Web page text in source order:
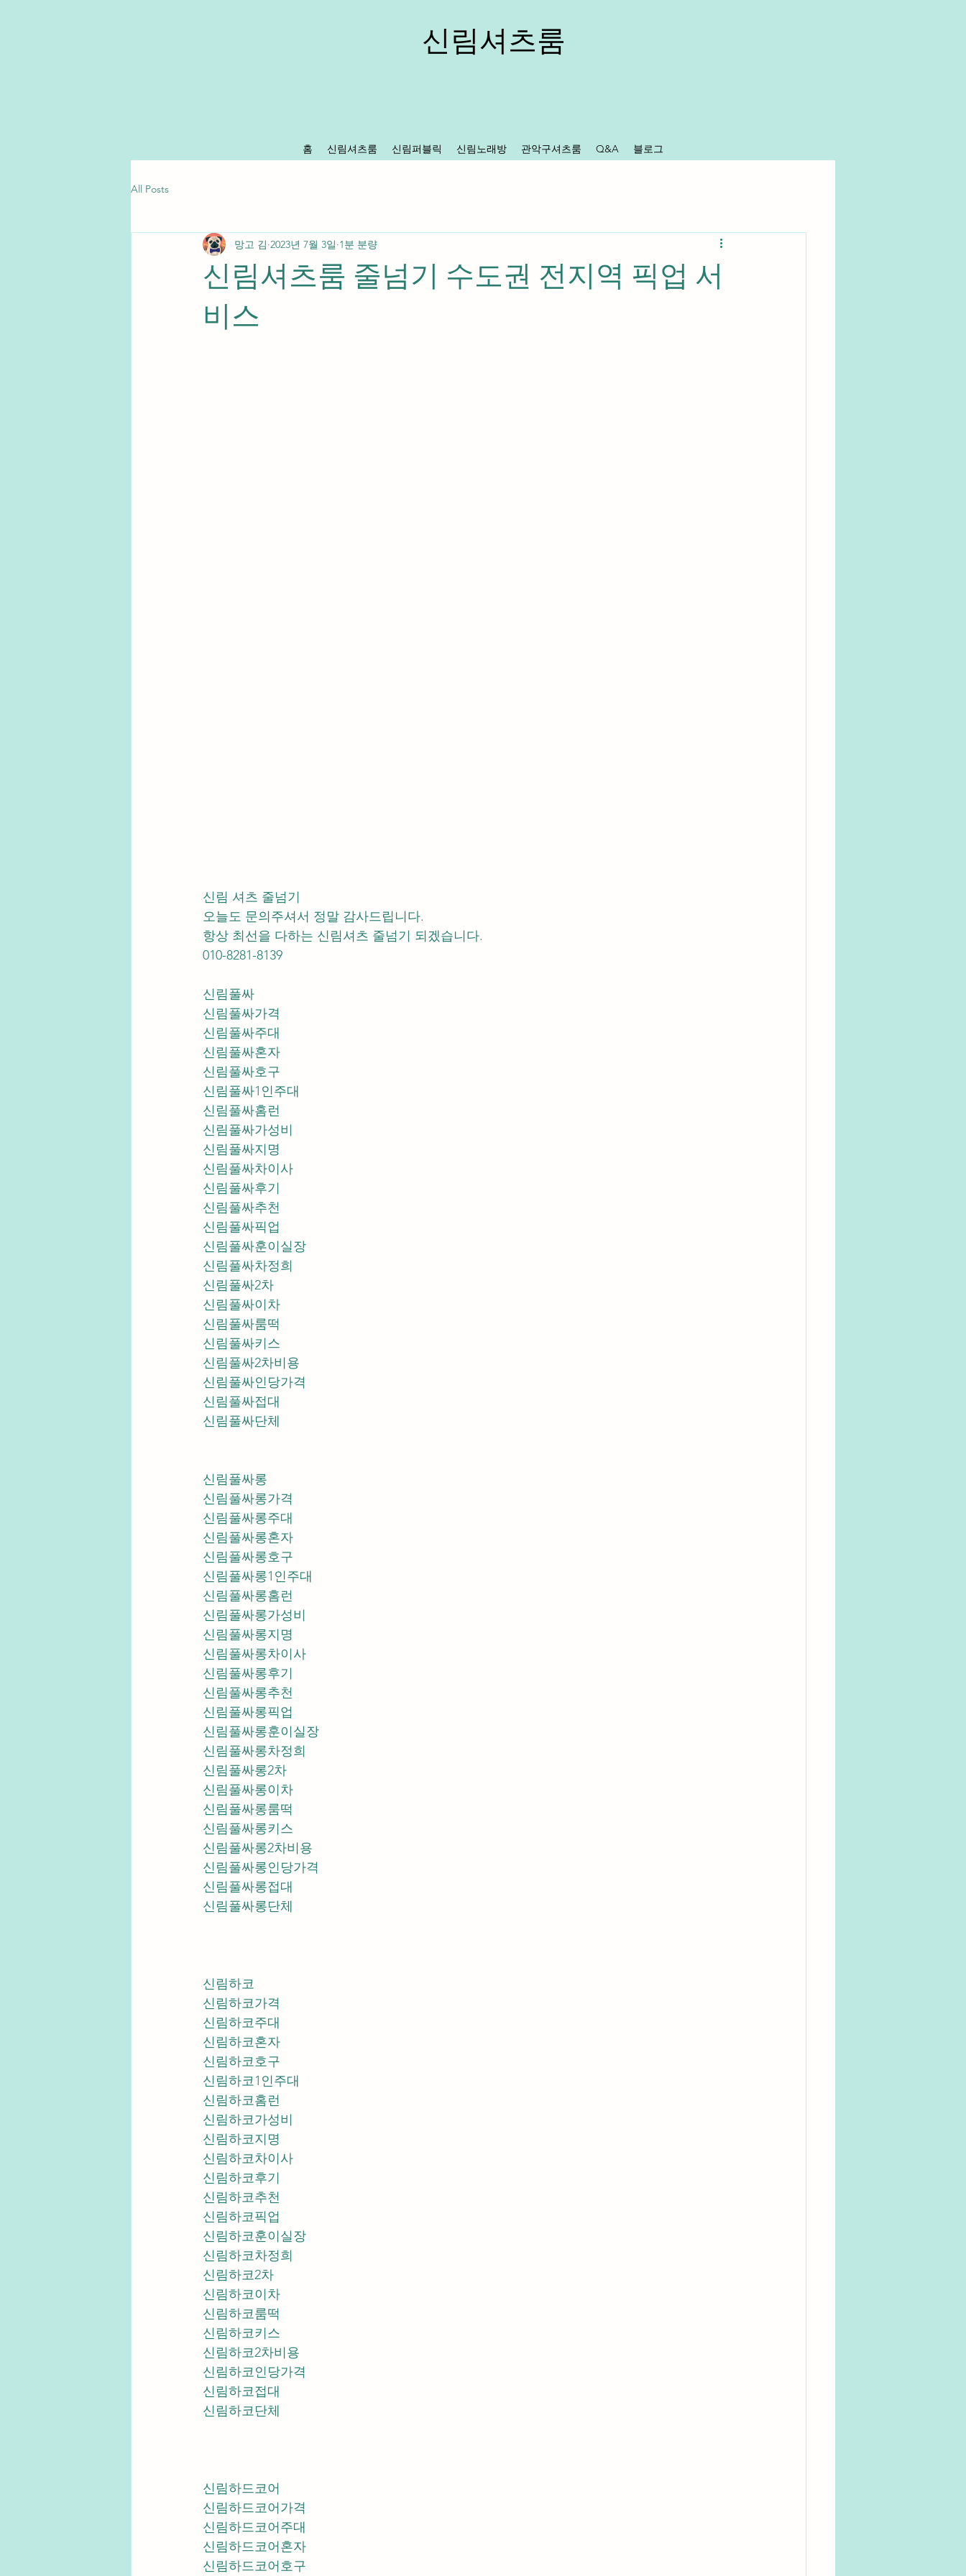
신림셔츠룸
홈 신림셔츠룸 신림퍼블릭 신림노래방 관악구셔츠룸 Q&A 블로그
All Posts
신림셔츠룸 줄넘기 수도권 전지역 픽업 서
비스
망고 김 2023년 7월 3일 1분 분량
신림 셔츠 줄넘기
오늘도 문의주셔서 정말 감사드립니다.
항상 최선을 다하는 신림셔츠 줄넘기 되겠습니다.
010-8281-8139
신림풀싸
신림풀싸가격
신림풀싸주대
신림풀싸혼자
신림풀싸호구
신림풀싸1인주대
신림풀싸홈런
신림풀싸가성비
신림풀싸지명
신림풀싸차이사
신림풀싸후기
신림풀싸추천
신림풀싸훈이실장
신림풀싸차정희
신림풀싸2차
신림풀싸이차
신림풀싸룸떡
신림풀싸키스
신림풀싸2차비용
신림풀싸인당가격
신림풀싸접대
신림풀싸단체
신림풀싸롱
신림풀싸롱가격
신림풀싸롱주대
신림풀싸롱혼자
신림풀싸롱호구
신림풀싸롱1인주대
신림풀싸롱홈런
신림풀싸롱가성비
신림풀싸롱지명
신림풀싸롱차이사
신림풀싸롱후기
신림풀싸롱추천
신림풀싸롱훈이실장
신림풀싸롱차정희
신림풀싸롱2차
신림풀싸롱이차
신림풀싸롱룸떡
신림풀싸롱키스
신림풀싸롱2차비용
신림풀싸롱인당가격
신림풀싸롱접대
신림풀싸롱단체
신림하코
신림하코가격
신림하코주대
신림하코혼자
신림하코호구
신림하코1인주대
신림하코홈런
신림하코가성비
신림하코지명
신림하코차이사
신림하코후기
신림하코추천
신림하코훈이실장
신림하코차정희
신림하코2차
신림하코이차
신림하코룸떡
신림하코키스
신림하코2차비용
신림하코인당가격
신림하코접대
신림하코단체
신림하드코어
신림하드코어가격
신림하드코어주대
신림하드코어혼자
신림하드코어호구